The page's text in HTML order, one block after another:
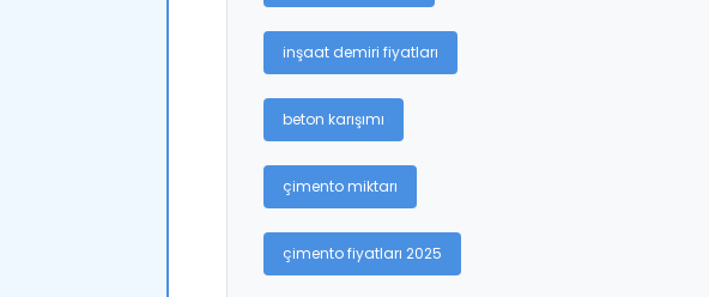
inşaat demiri fiyatları
beton karışımı
çimento miktarı
çimento fiyatları 2025